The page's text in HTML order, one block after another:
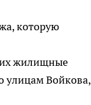
которую
их жилищные
улицам Войкова,